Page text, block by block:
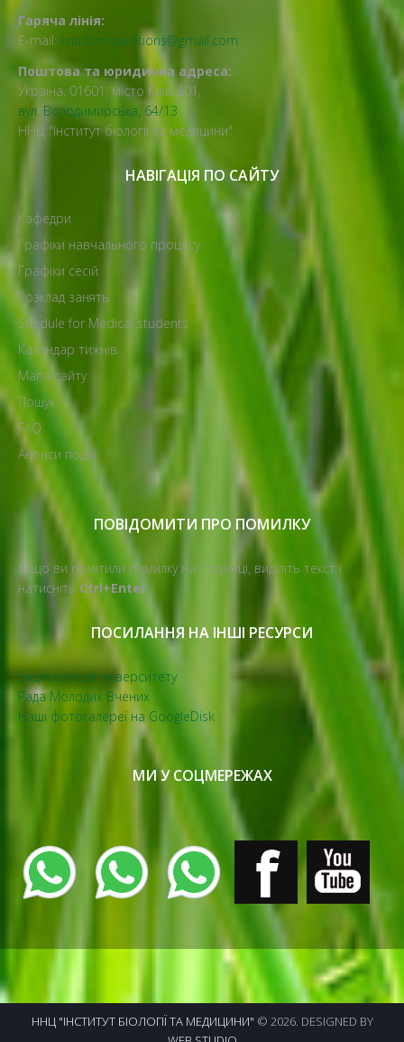
Гаряча лінія:
E-mail: knu.ibm.questions@gmail.com
Поштова та юридична адреса:
Україна, 01601, місто Київ-601,
вул. Володимирська, 64/13
ННЦ "Інститут біології та медицини"
НАВІГАЦІЯ ПО САЙТУ
Кафедри
Графіки навчального процесу
Графіки сесій
Розклад занять
Shedule for Medical students
Календар тижнів
Мапа сайту
Пошук
FAQ
Анонси подій
ПОВІДОМИТИ ПРО ПОМИЛКУ
Якщо ви помітили помилку на сторінці, виділіть текст і
натисніть Ctrl+Enter
ПОСИЛАННЯ НА ІНШІ РЕСУРСИ
Енциклопедія університету
Рада Молодих Вчених
Наші фотогалереї на GoogleDisk
МИ У СОЦМЕРЕЖАХ
ННЦ "ІНСТИТУТ БІОЛОГІЇ ТА МЕДИЦИНИ" © 2026. DESIGNED BY